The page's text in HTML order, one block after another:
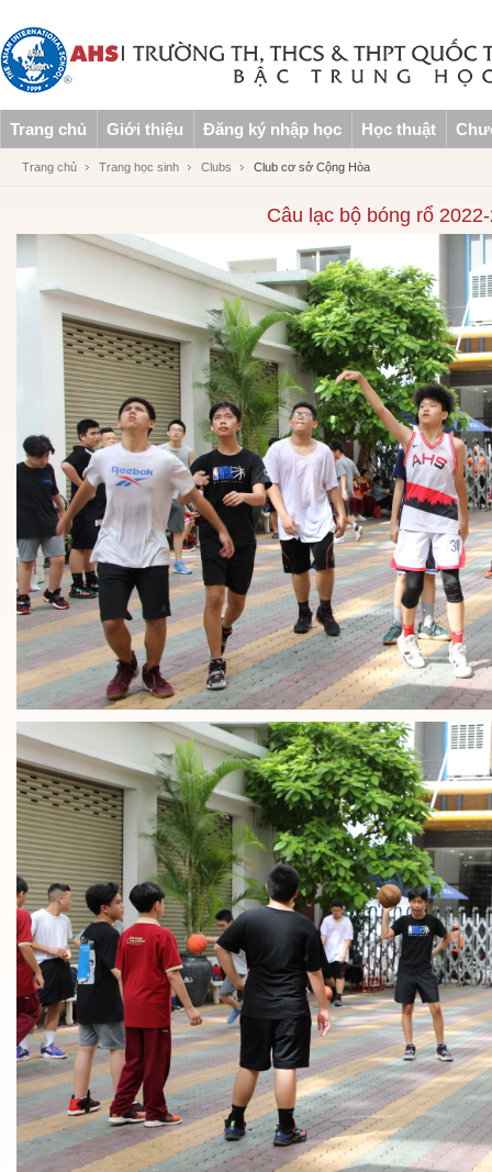
Trang chủ Giới thiệu Đăng ký nhập học Học thuật
Trang chủ Trang học sinh Clubs Club cơ sở Cộng Hòa
Câu lạc bộ bóng rổ